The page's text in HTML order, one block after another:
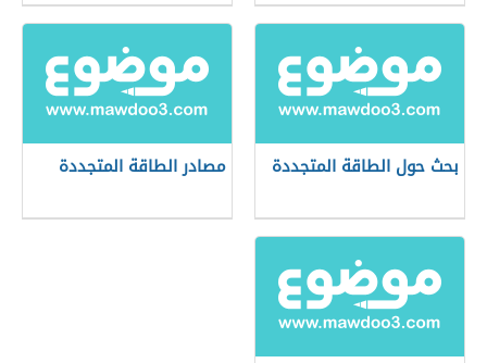
بحث حول الطاقة المتجددة مصادر الطاقة المتجددة